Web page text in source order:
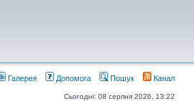
Галерея Допомога Пошук Канал
Сьогодні: 08 серпня 2026, 13:22